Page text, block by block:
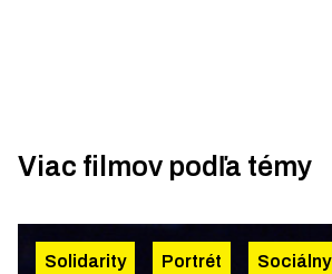
Viac filmov podľa témy
Solidarity Portrét Sociálny